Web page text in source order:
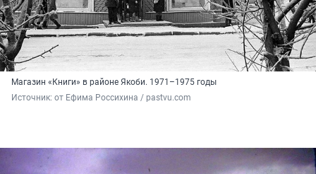
Магазин «Книги» в районе Якоби. 1971–1975 годы
Источник: от Ефима Россихина / pastvu.com